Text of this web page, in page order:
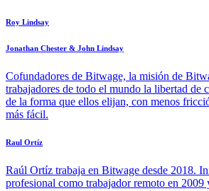
Roy Lindsay
Jonathan Chester & John Lindsay
Cofundadores de Bitwage, la misión de
trabajadores de todo el mundo la libertad de
de la forma que ellos elijan, con menos
más fácil.
Raul Ortíz
Raúl Ortíz trabaja en Bitwage desde 2018.
profesional como trabajador remoto en 2009